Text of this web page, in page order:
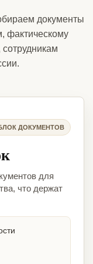
документы
фактическому
ДОКУМЕНТОВ
для
что держат